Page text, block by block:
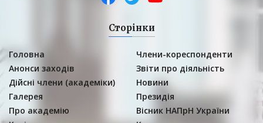
Сторінки
Головна
Анонси заходів
Дійсні члени (академіки)
Галерея
Про академію
Члени-кореспонденти
Звіти про діяльність
Новини
Президія
Вісник НАПрН України